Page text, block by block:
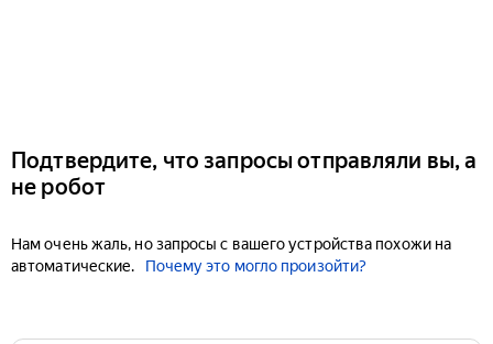
Подтвердите, что запросы отправляли вы, а
не робот
Нам очень жаль, но запросы с вашего устройства похожи на
автоматические.
Почему это могло произойти?